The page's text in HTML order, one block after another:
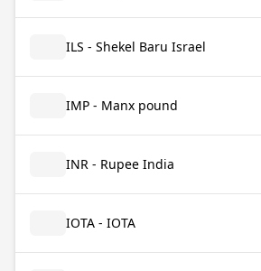
ILS - Shekel Baru Israel
IMP - Manx pound
INR - Rupee India
IOTA - IOTA